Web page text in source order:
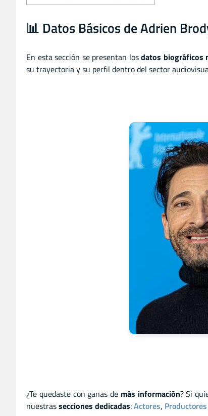
📊 Datos Básicos de Adrien
En esta sección se presentan losdatos biográficos
su trayectoria y su perfil dentro del sector
¿Te quedaste con ganas de más información? Si
nuestrassecciones dedicadas:Actores, Productores